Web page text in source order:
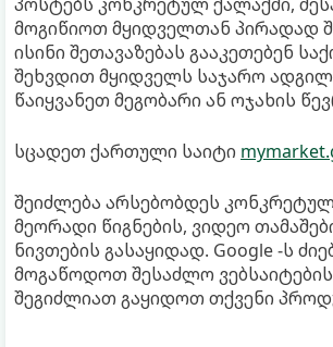
მოგიწიოთ მყიდველთან პირადად
ისინი შეთავაზებას გააკეთებენ
შეხვდით მყიდველს საჯარო
წაიყვანეთ მეგობარი ან ოჯახის
სცადეთ ქართული საიტი
შეიძლება არსებობდეს
მეორადი წიგნების, ვიდეო
ნივთების გასაყიდად. Google -ს
მოგაწოდოთ შესაძლო ვებსაიტების
შეგიძლიათ გაყიდოთ თქვენი